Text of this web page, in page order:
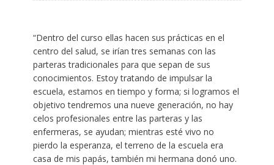
“Dentro del curso ellas hacen sus prácticas en el
centro del salud, se irían tres semanas con las
parteras tradicionales para que sepan de sus
conocimientos. Estoy tratando de impulsar la
escuela, estamos en tiempo y forma; si logramos el
objetivo tendremos una nueve generación, no hay
celos profesionales entre las parteras y las
enfermeras, se ayudan; mientras esté vivo no
pierdo la esperanza, el terreno de la escuela era
casa de mis papás, también mi hermana donó uno.